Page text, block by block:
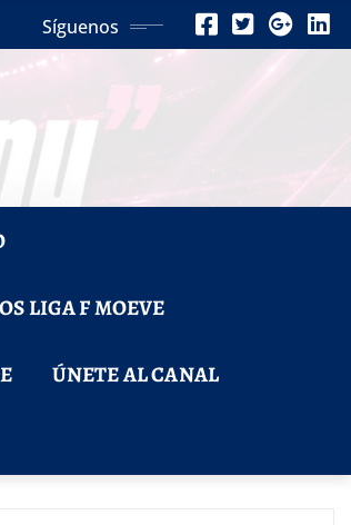
Síguenos
LIGA F MOEVE
ÚNETE AL CANAL